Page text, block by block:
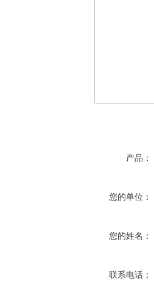
产品：
您的单位：
您的姓名：
联系电话：